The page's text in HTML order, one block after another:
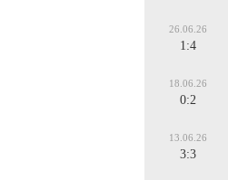
26.06.26
1:4
18.06.26
0:2
13.06.26
3:3